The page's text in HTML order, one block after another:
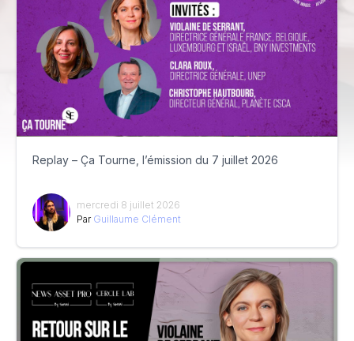
Replay – Ça Tourne, l’émission du 7 juillet 2026
mercredi 8 juillet 2026
Par Guillaume Clément